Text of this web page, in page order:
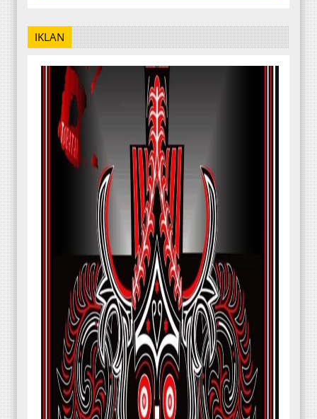
IKLAN